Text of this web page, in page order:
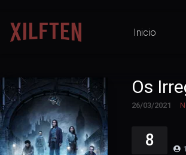
Inicio
Os
26/03/2021
8 1